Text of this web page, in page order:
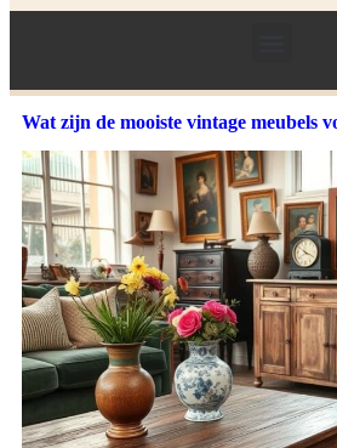
Wat zijn de mooiste vintage meubels